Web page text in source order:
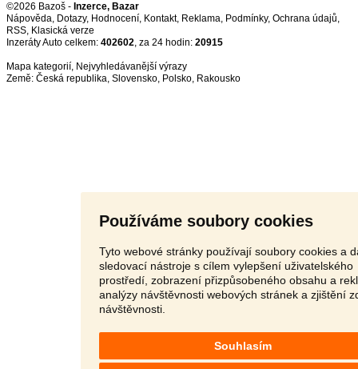
Používáme soubory cookies
Tyto webové stránky používají soubory cookies a
sledovací nástroje s cílem vylepšení uživatelského
prostředí, zobrazení přizpůsobeného obsahu a
analýzy návštěvnosti webových stránek a zjištění
návštěvnosti.
Souhlasím
©2026 Bazoš - Inzerce, Bazar
Nápověda, Dotazy, Hodnocení, Kontakt, Reklama, Podmínky, Ochrana údajů,
RSS,
Inzeráty Auto celkem: 402602, za 24 hodin: 20915
Mapa kategorií, Nejvyhledávanější výrazy
Země: Česká republika, Slovensko, Polsko, Rakousko